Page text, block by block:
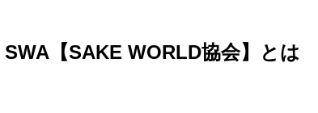
SWA【SAKE WORLD協会】とは